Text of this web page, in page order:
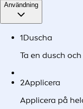
Användning
1Duscha
Ta en dusch
2Applicera
Applicera på